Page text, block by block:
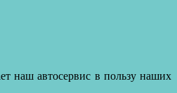
наш автосервис в пользу наших